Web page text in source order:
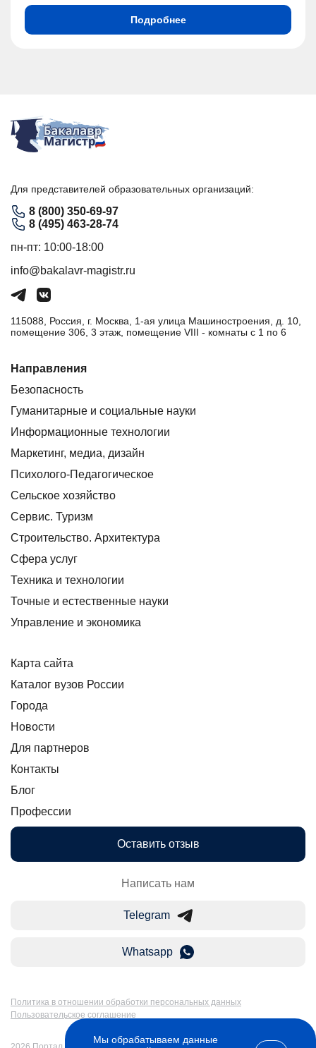
Подробнее
Для представителей образовательных организаций:
8 (800) 350-69-97
8 (495) 463-28-74
пн-пт: 10:00-18:00
info@bakalavr-magistr.ru
115088, Россия, г. Москва, 1-ая улица Машиностроения, д. 10,
помещение 306, 3 этаж, помещение VIII - комнаты с 1 по 6
Направления
Безопасность
Гуманитарные и социальные науки
Информационные технологии
Маркетинг, медиа, дизайн
Психолого-Педагогическое
Сельское хозяйство
Сервис. Туризм
Строительство. Архитектура
Сфера услуг
Техника и технологии
Точные и естественные науки
Управление и экономика
Карта сайта
Каталог вузов России
Города
Новости
Для партнеров
Контакты
Блог
Профессии
Оставить отзыв
Написать нам
Telegram
Whatsapp
Политика в отношении обработки персональных данных
Пользовательское соглашение
Мы обрабатываем данные